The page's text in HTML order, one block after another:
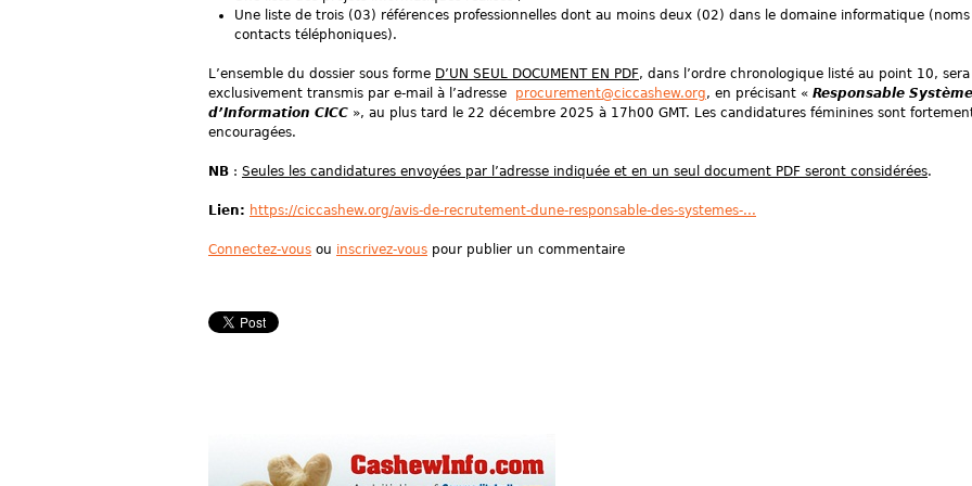
Une liste de trois (03) références professionnelles dont au moins deux (02) dans le domaine informatique
contacts téléphoniques).
L’ensemble du dossier sous forme D’UN SEUL DOCUMENT EN PDF, dans l’ordre chronologique listé au point 10, sera
exclusivement transmis par e-mail à l’adresse procurement@ciccashew.org, en précisant « Responsable
d’Information CICC », au plus tard le 22 décembre 2025 à 17h00 GMT. Les candidatures féminines sont
encouragées.
NB : Seules les candidatures envoyées par l’adresse indiquée et en un seul document PDF seront considérées.
Lien: https://ciccashew.org/avis-de-recrutement-dune-responsable-des-systemes-...
Connectez-vous ou inscrivez-vous pour publier un commentaire